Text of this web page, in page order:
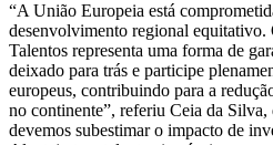
“A União Europeia está
desenvolvimento regional
Talentos representa uma forma de
deixado para trás e participe
europeus, contribuindo para a
no continente”, referiu Ceia da Silva,
devemos subestimar o impacto de